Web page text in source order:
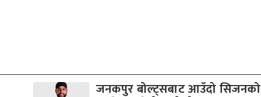
जनकपुर बोल्ट्सबाट आउँदो सिजनको